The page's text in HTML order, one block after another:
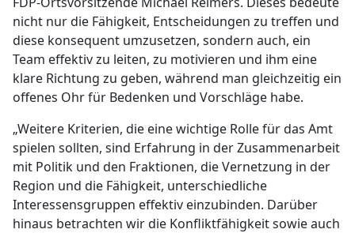
nicht nur die Fähigkeit, Entscheidungen zu treffen und
diese konsequent umzusetzen, sondern auch, ein
Team effektiv zu leiten, zu motivieren und ihm eine
klare Richtung zu geben, während man gleichzeitig ein
offenes Ohr für Bedenken und Vorschläge habe.
„Weitere Kriterien, die eine wichtige Rolle für das Amt
spielen sollten, sind Erfahrung in der Zusammenarbeit
mit Politik und den Fraktionen, die Vernetzung in der
Region und die Fähigkeit, unterschiedliche
Interessensgruppen effektiv einzubinden. Darüber
hinaus betrachten wir die Konfliktfähigkeit sowie auch